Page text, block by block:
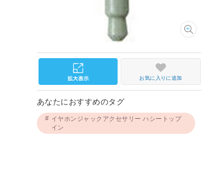
お気に入りに追加
あなたにおすすめのタグ
イヤホンジャックアクセサリー ハシートップ
イン